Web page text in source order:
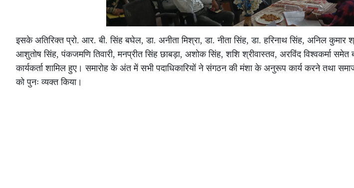
इसके अतिरिक्त प्रो. आर. बी. सिंह बघेल, डा. अनीता मिश्रा, डा. नीता सिंह, डा. हरिनाथ सिंह, अनिल कुमार
आशुतोष सिंह, पंकजमणि तिवारी, मनप्रीत सिंह छाबड़ा, अशोक सिंह, शशि श्रीवास्तव, अरविंद विश्वकर्मा
कार्यकर्ता शामिल हुए। समारोह के अंत में सभी पदाधिकारियों ने संगठन की मंशा के अनुरूप कार्य करने तथा
को पुनः व्यक्त किया।